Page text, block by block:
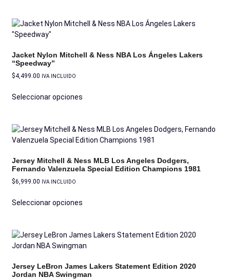
Jacket Nylon Mitchell & Ness NBA Los Ángeles Lakers
“Speedway”
$4,499.00 IVA INCLUIDO
Seleccionar opciones
Jersey Mitchell & Ness MLB Los Angeles Dodgers,
Fernando Valenzuela Special Edition Champions 1981
$6,999.00 IVA INCLUIDO
Seleccionar opciones
Jersey LeBron James Lakers Statement Edition 2020
Jordan NBA Swingman